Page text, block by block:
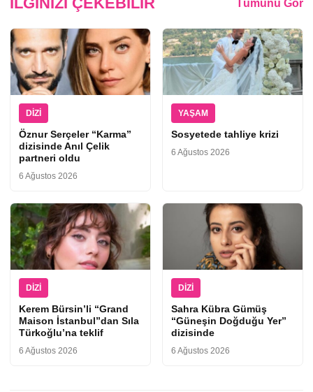
Tümünü Gör
DIZI
Öznur Serçeler “Karma”
dizisinde Anıl Çelik
partneri oldu
6 Ağustos 2026
YAŞAM
Sosyetede tahliye krizi
6 Ağustos 2026
DIZI
Kerem Bürsin’li “Grand
Maison İstanbul”dan Sıla
Türkoğlu’na teklif
6 Ağustos 2026
DIZI
Sahra Kübra Gümüş
“Güneşin Doğduğu Yer”
dizisinde
6 Ağustos 2026